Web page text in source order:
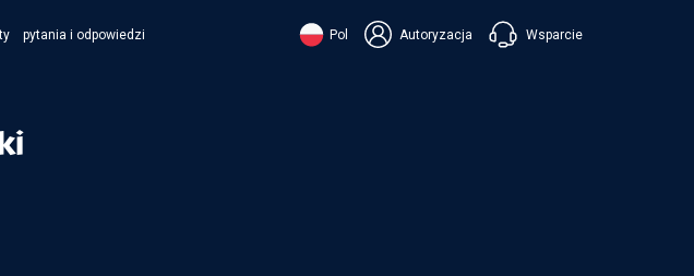
pytania i odpowiedzi Pol Autoryzacja Wsparcie